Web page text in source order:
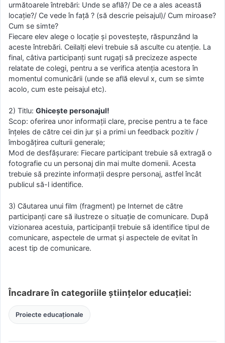
următoarele întrebări: Unde se află?/ De ce a ales această
locație?/ Ce vede în față ? (să descrie peisajul)/ Cum miroase?
Cum se simte?
Fiecare elev alege o locație și povestește, răspunzând la
aceste întrebări. Ceilalți elevi trebuie să asculte cu atenție. La
final, câtiva participanți sunt rugați să precizeze aspecte
relatate de colegi, pentru a se verifica atenția acestora în
momentul comunicării (unde se află elevul x, cum se simte
acolo, cum este peisajul etc).
2) Titlu: Ghicește personajul!
Scop: oferirea unor informații clare, precise pentru a te face
înțeles de către cei din jur și a primi un feedback pozitiv /
îmbogățirea culturii generale;
Mod de desfășurare: Fiecare participant trebuie să extragă o
fotografie cu un personaj din mai multe domenii. Acesta
trebuie să prezinte informații despre personaj, astfel încât
publicul să-l identifice.
3) Căutarea unui film (fragment) pe Internet de către
participanți care să ilustreze o situație de comunicare. După
vizionarea acestuia, participanții trebuie să identifice tipul de
comunicare, aspectele de urmat și aspectele de evitat în
acest tip de comunicare.
Încadrare în categoriile științelor educației:
Proiecte educaționale